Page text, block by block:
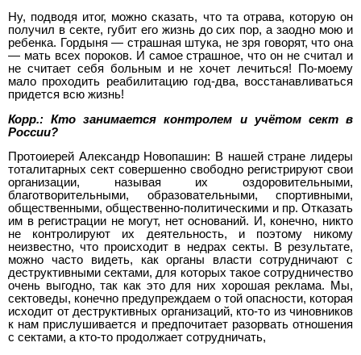
Ну, подводя итог, можно сказать, что та отрава, которую он
получил в секте, губит его жизнь до сих пор, а заодно мою и
ребенка. Гордыня — страшная штука, не зря говорят, что она
— мать всех пороков. И самое страшное, что он не считал и
не считает себя больным и не хочет лечиться! По-моему
мало проходить реабилитацию год-два, восстанавливаться
придется всю жизнь!
Корр.: Кто занимается контролем и учётом сект в
России?
Протоиерей Александр Новопашин: В нашей стране лидеры
тоталитарных сект совершенно свободно регистрируют свои
организации, называя их оздоровительными,
благотворительными, образовательными, спортивными,
общественными, общественно-политическими и пр. Отказать
им в регистрации не могут, нет оснований. И, конечно, никто
не контролируют их деятельность, и поэтому никому
неизвестно, что происходит в недрах секты. В результате,
можно часто видеть, как органы власти сотрудничают с
деструктивными сектами, для которых такое сотрудничество
очень выгодно, так как это для них хорошая реклама. Мы,
сектоведы, конечно предупреждаем о той опасности, которая
исходит от деструктивных организаций, кто-то из чиновников
к нам прислушивается и предпочитает разорвать отношения
с сектами, а кто-то продолжает сотрудничать,